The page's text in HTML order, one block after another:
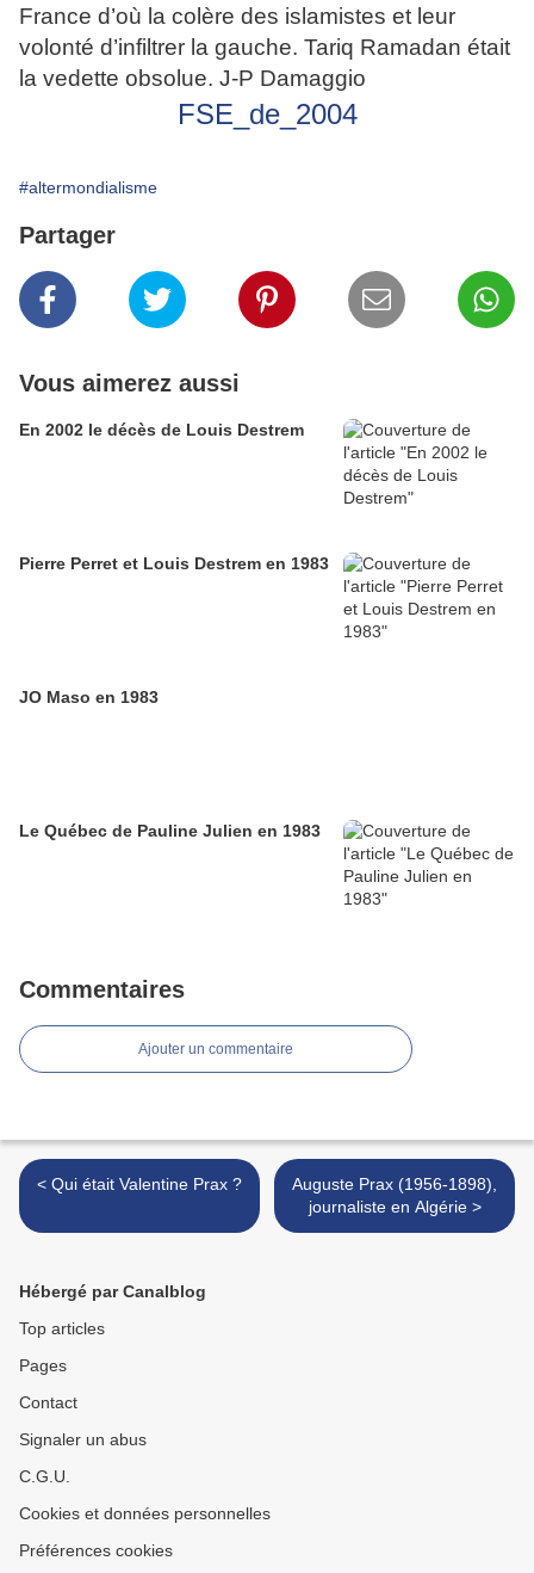
France d’où la colère des islamistes et leur
volonté d’infiltrer la gauche. Tariq Ramadan était
la vedette obsolue. J-P Damaggio
FSE_de_2004
#altermondialisme
Partager
Vous aimerez aussi
En 2002 le décès de Louis Destrem
Pierre Perret et Louis Destrem en 1983
JO Maso en 1983
Le Québec de Pauline Julien en 1983
Commentaires
Ajouter un commentaire
< Qui était Valentine Prax ?
Auguste Prax (1956-1898),
journaliste en Algérie >
Hébergé par Canalblog
Top articles
Pages
Contact
Signaler un abus
C.G.U.
Cookies et données personnelles
Préférences cookies